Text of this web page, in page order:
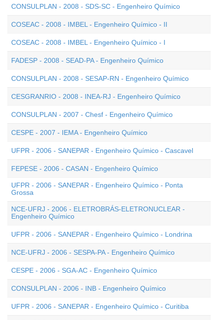
CONSULPLAN - 2008 - SDS-SC - Engenheiro Químico
COSEAC - 2008 - IMBEL - Engenheiro Químico - II
COSEAC - 2008 - IMBEL - Engenheiro Químico - I
FADESP - 2008 - SEAD-PA - Engenheiro Químico
CONSULPLAN - 2008 - SESAP-RN - Engenheiro Químico
CESGRANRIO - 2008 - INEA-RJ - Engenheiro Químico
CONSULPLAN - 2007 - Chesf - Engenheiro Químico
CESPE - 2007 - IEMA - Engenheiro Químico
UFPR - 2006 - SANEPAR - Engenheiro Químico - Cascavel
FEPESE - 2006 - CASAN - Engenheiro Químico
UFPR - 2006 - SANEPAR - Engenheiro Químico - Ponta
Grossa
NCE-UFRJ - 2006 - ELETROBRÁS-ELETRONUCLEAR -
Engenheiro Químico
UFPR - 2006 - SANEPAR - Engenheiro Químico - Londrina
NCE-UFRJ - 2006 - SESPA-PA - Engenheiro Químico
CESPE - 2006 - SGA-AC - Engenheiro Químico
CONSULPLAN - 2006 - INB - Engenheiro Químico
UFPR - 2006 - SANEPAR - Engenheiro Químico - Curitiba